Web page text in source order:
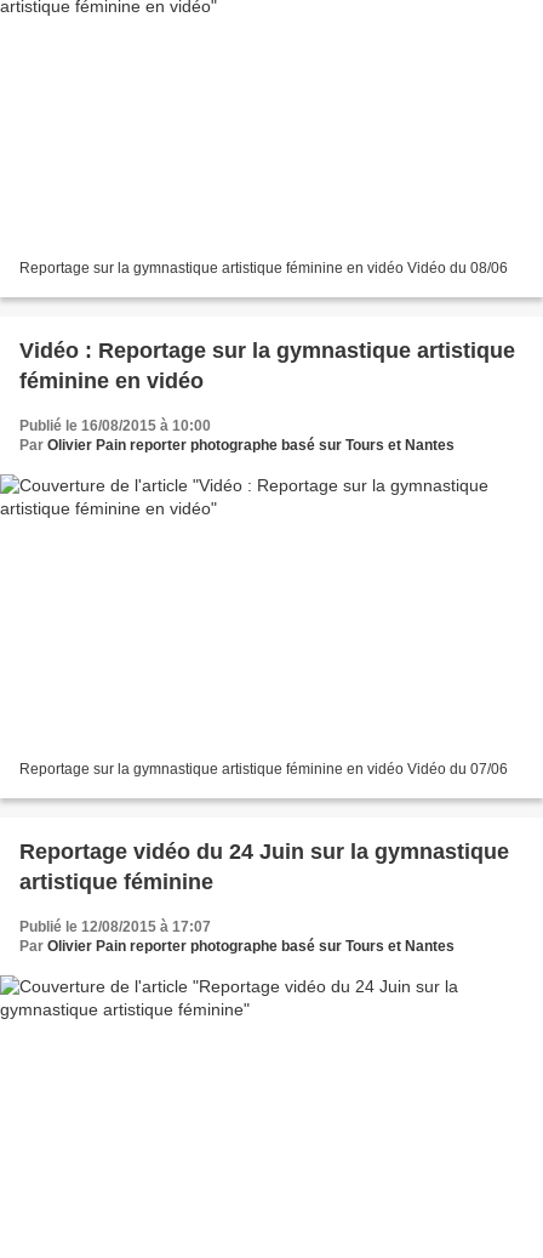
Reportage sur la gymnastique artistique féminine en vidéo Vidéo du 08/06
Vidéo : Reportage sur la gymnastique artistique
féminine en vidéo
Publié le 16/08/2015 à 10:00
Par Olivier Pain reporter photographe basé sur Tours et Nantes
Reportage sur la gymnastique artistique féminine en vidéo Vidéo du 07/06
Reportage vidéo du 24 Juin sur la gymnastique
artistique féminine
Publié le 12/08/2015 à 17:07
Par Olivier Pain reporter photographe basé sur Tours et Nantes